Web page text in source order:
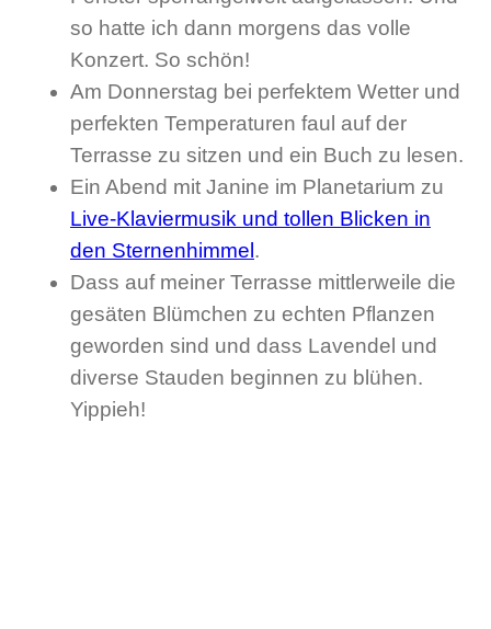
so hatte ich dann morgens das volle
Konzert. So schön!
Am Donnerstag bei perfektem Wetter und
perfekten Temperaturen faul auf der
Terrasse zu sitzen und ein Buch zu lesen.
Ein Abend mit Janine im Planetarium zu
Live-Klaviermusik und tollen Blicken in
den Sternenhimmel.
Dass auf meiner Terrasse mittlerweile die
gesäten Blümchen zu echten Pflanzen
geworden sind und dass Lavendel und
diverse Stauden beginnen zu blühen.
Yippieh!